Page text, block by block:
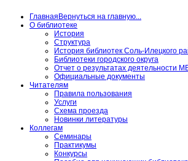
Главная Вернуться на главную...
О библиотеке
История
Структура
История библиотек Соль-Илецкого
Библиотеки городского округа
Отчет о результатах деятельности
Официальные документы
Читателям
Правила пользования
Услуги
Схема проезда
Новинки литературы
Коллегам
Семинары
Практикумы
Конкурсы